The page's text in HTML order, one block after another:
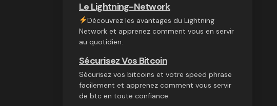
Le Lightning-Network
Découvrez les avantages du Lightning
Network et apprenez comment vous en servir
au quotidien.
Sécurisez Vos Bitcoin
Sécurisez vos bitcoins et votre speed phrase
facilement et apprenez comment vous servir
de btc en toute confiance.